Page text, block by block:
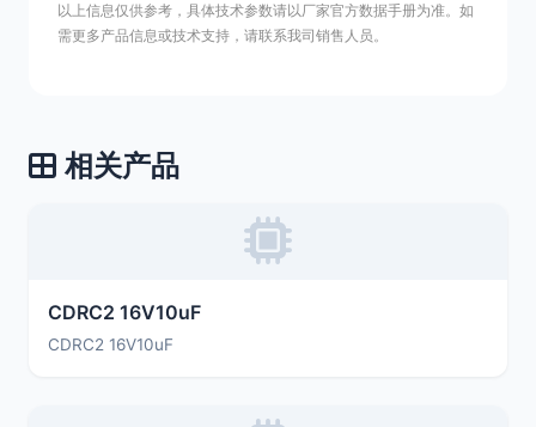
以上信息仅供参考，具体技术参数请以厂家官方数据手册为准。如
需更多产品信息或技术支持，请联系我司销售人员。
相关产品
CDRC2 16V10uF
CDRC2 16V10uF